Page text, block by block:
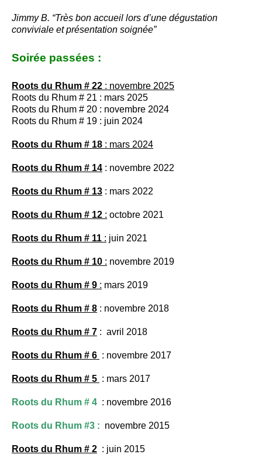
Jimmy B. “Très bon accueil lors d’une dégustation
conviviale et présentation soignée”
Soirée passées :
Roots du Rhum # 22 : novembre 2025
Roots du Rhum # 21 : mars 2025
Roots du Rhum # 20 : novembre 2024
Roots du Rhum # 19 : juin 2024
Roots du Rhum # 18 : mars 2024
Roots du Rhum # 14 : novembre 2022
Roots du Rhum # 13 : mars 2022
Roots du Rhum # 12 : octobre 2021
Roots du Rhum # 11 : juin 2021
Roots du Rhum # 10 : novembre 2019
Roots du Rhum # 9 : mars 2019
Roots du Rhum # 8 : novembre 2018
Roots du Rhum # 7 : avril 2018
Roots du Rhum # 6 : novembre 2017
Roots du R hum # 5 : mars 2017
Roots du Rhum # 4 : novembre 2016
Roots du Rhum #3 : novembre 2015
Roots du Rhum # 2 : juin 2015